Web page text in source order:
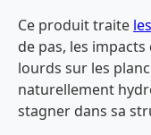
Ce produit traite
de pas, les
lourds sur les
naturellement
stagner dans sa